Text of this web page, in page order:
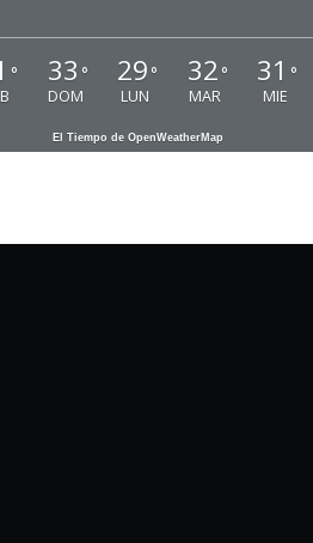
° 33 °
DOM
29 °
LUN
32 °
MAR
31 °
MIE
El Tiempo de OpenWeatherMap